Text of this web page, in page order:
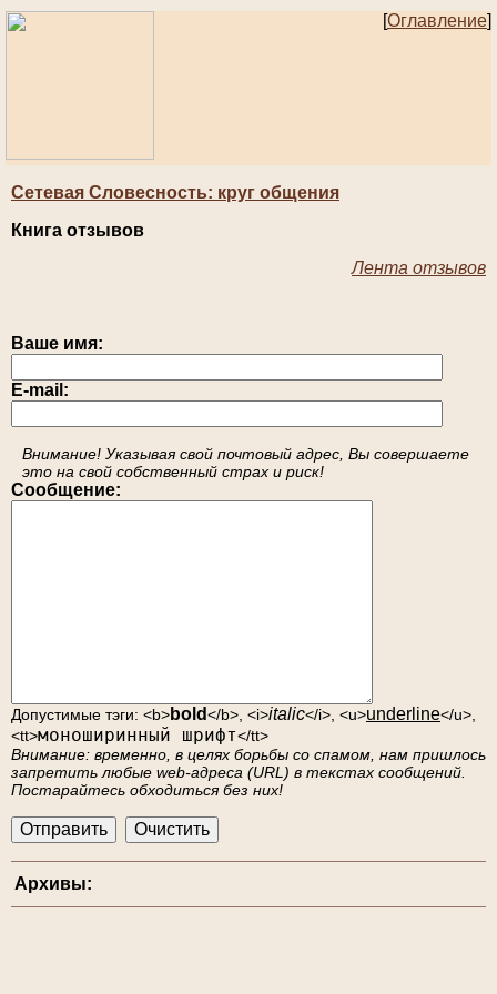
[Оглавление]
Сетевая Словесность: круг общения
Книга отзывов
Лента отзывов
Ваше имя:
E-mail:
Внимание! Указывая свой почтовый адрес, Вы совершаете
это на свой собственный страх и риск!
Сообщение:
Допустимые тэги: <b>bold</b>, <i>italic</i>, <u>underline</u>,
<tt>моноширинный шрифт</tt>
Внимание: временно, в целях борьбы со спамом, нам пришлось
запретить любые web-адреса (URL) в текстах сообщений.
Постарайтесь обходиться без них!
Архивы: